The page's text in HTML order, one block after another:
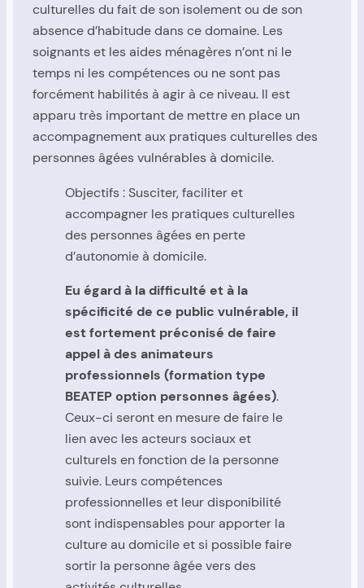
culturelles du fait de son isolement ou de son
absence d’habitude dans ce domaine. Les
soignants et les aides ménagères n’ont ni le
temps ni les compétences ou ne sont pas
forcément habilités à agir à ce niveau. Il est
apparu très important de mettre en place un
accompagnement aux pratiques culturelles des
personnes âgées vulnérables à domicile.
Objectifs : Susciter, faciliter et
accompagner les pratiques culturelles
des personnes âgées en perte
d’autonomie à domicile.
Eu égard à la difficulté et à la
spécificité de ce public vulnérable, il
est fortement préconisé de faire
appel à des animateurs
professionnels (formation type
BEATEP option personnes âgées).
Ceux-ci seront en mesure de faire le
lien avec les acteurs sociaux et
culturels en fonction de la personne
suivie. Leurs compétences
professionnelles et leur disponibilité
sont indispensables pour apporter la
culture au domicile et si possible faire
sortir la personne âgée vers des